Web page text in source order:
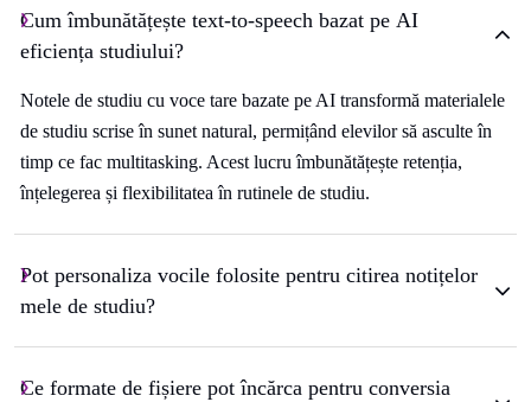
Cum îmbunătățește text-to-speech bazat pe AI
eficiența studiului?
Notele de studiu cu voce tare bazate pe AI transformă materialele
de studiu scrise în sunet natural, permițând elevilor să asculte în
timp ce fac multitasking. Acest lucru îmbunătățește retenția,
înțelegerea și flexibilitatea în rutinele de studiu.
Pot personaliza vocile folosite pentru citirea notițelor
mele de studiu?
Ce formate de fișiere pot încărca pentru conversia